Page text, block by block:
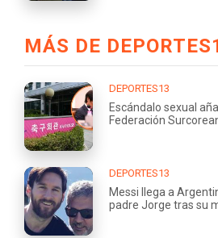
MÁS DE
DEPORTES13
Escándalo sexual
Federación
DEPORTES13
Messi llega a
padre Jorge tras su